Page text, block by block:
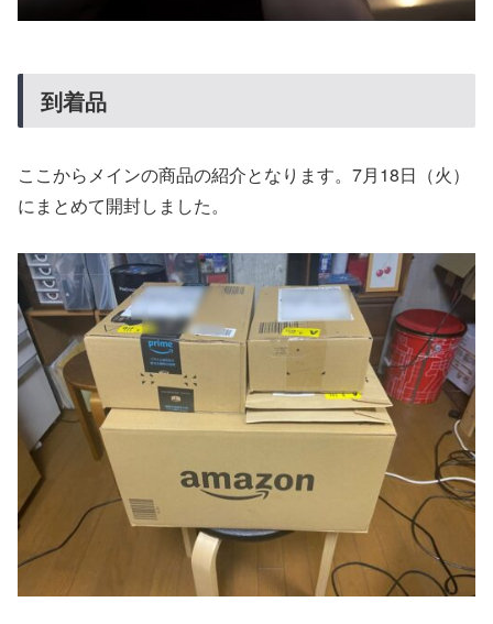
到着品
ここからメインの商品の紹介となります。7月18日（火）
にまとめて開封しました。